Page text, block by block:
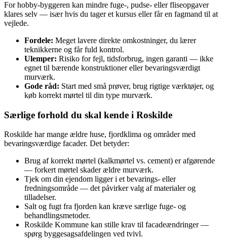
For hobby‑byggeren kan mindre fuge-, pudse- eller fliseopgaver
klares selv — især hvis du tager et kursus eller får en fagmand til at
vejlede.
Fordele: Meget lavere direkte omkostninger, du lærer
teknikkerne og får fuld kontrol.
Ulemper: Risiko for fejl, tidsforbrug, ingen garanti — ikke
egnet til bærende konstruktioner eller bevaringsværdigt
murværk.
Gode råd: Start med små prøver, brug rigtige værktøjer, og
køb korrekt mørtel til din type murværk.
Særlige forhold du skal kende i Roskilde
Roskilde har mange ældre huse, fjordklima og områder med
bevaringsværdige facader. Det betyder:
Brug af korrekt mørtel (kalkmørtel vs. cement) er afgørende
— forkert mørtel skader ældre murværk.
Tjek om din ejendom ligger i et bevarings- eller
fredningsområde — det påvirker valg af materialer og
tilladelser.
Salt og fugt fra fjorden kan kræve særlige fuge- og
behandlingsmetoder.
Roskilde Kommune kan stille krav til facadeændringer —
spørg byggesagsafdelingen ved tvivl.